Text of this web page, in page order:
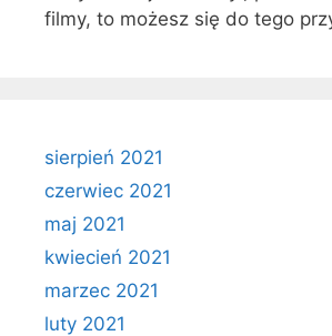
filmy, to możesz się do tego
sierpień 2021
czerwiec 2021
maj 2021
kwiecień 2021
marzec 2021
luty 2021